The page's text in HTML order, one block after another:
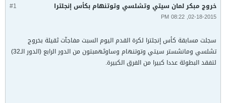
#1 خروج مبكر لمان سيتي وتشلسي وتوتنهام بكأس إنجلترا
02-18-2015, 08:22 PM
سجلت مسابقة كأس إنجلترا لكرة القدم اليوم السبت مفاجآت ثقيلة بخروج
تشلسي ومانشستر سيتي وتوتنهام وساوثهمبتون من الدور الرابع (الدور الـ32)
لتفقد البطولة عددا كبيرا من الفرق الكبيرة.